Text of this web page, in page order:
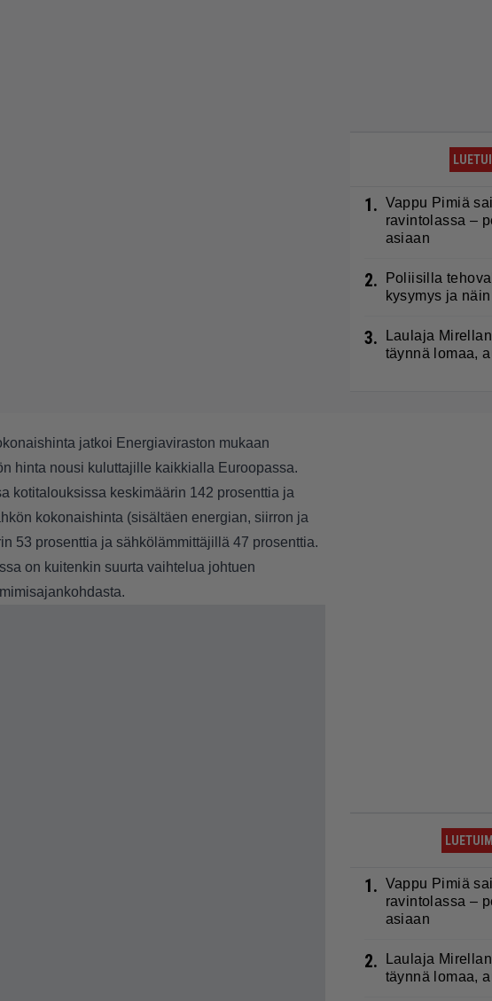
1. Vappu Pimiä
ravintolassa –
asiaan
2.
Poliisilla
kysymys ja
3.
Laulaja
täynnä lomaa,
jatkoi Energiaviraston mukaan
hinta nousi kuluttajille kaikkialla Euroopassa.
kotitalouksissa keskimäärin 142 prosenttia ja
kokonaishinta (sisältäen energian, siirron ja
53 prosenttia ja sähkölämmittäjillä 47 prosenttia.
on kuitenkin suurta vaihtelua johtuen
1. Vappu Pimiä
ravintolassa –
asiaan
2.
Laulaja
täynnä lomaa,